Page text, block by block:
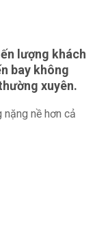
lượng khách
bay không
xuyên.
nề hơn cả